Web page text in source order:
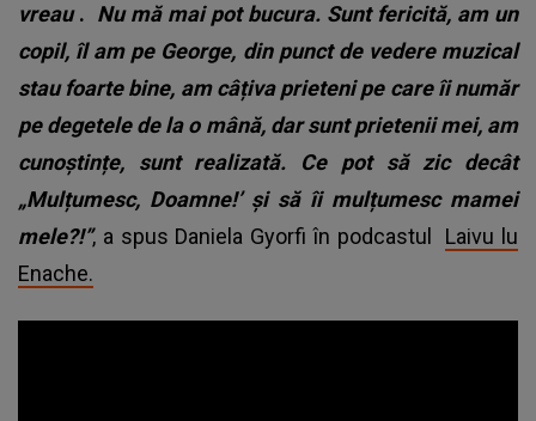
vreau. Nu mă mai pot bucura. Sunt fericită, am un
copil, îl am pe George, din punct de vedere muzical
stau foarte bine, am câțiva prieteni pe care îi număr
pe degetele de la o mână, dar sunt prietenii mei, am
cunoștințe, sunt realizată. Ce pot să zic decât
„Mulțumesc, Doamne!’ și să îi mulțumesc mamei
mele?!”, a spus Daniela Gyorfi în podcastul Laivu lu
Enache.